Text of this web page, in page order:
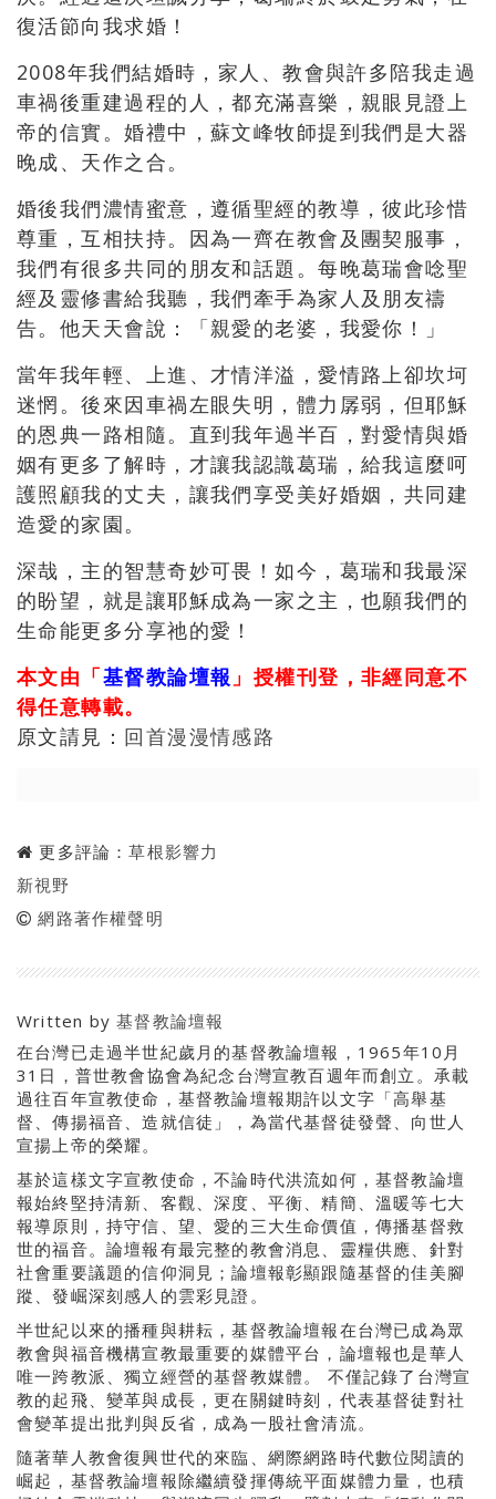
復活節向我求婚！
2008年我們結婚時，家人、教會與許多陪我走過
車禍後重建過程的人，都充滿喜樂，親眼見證上
帝的信實。婚禮中，蘇文峰牧師提到我們是大器
晚成、天作之合。
婚後我們濃情蜜意，遵循聖經的教導，彼此珍惜
尊重，互相扶持。因為一齊在教會及團契服事，
我們有很多共同的朋友和話題。每晚葛瑞會唸聖
經及靈修書給我聽，我們牽手為家人及朋友禱
告。他天天會說：「親愛的老婆，我愛你！」
當年我年輕、上進、才情洋溢，愛情路上卻坎坷
迷惘。後來因車禍左眼失明，體力孱弱，但耶穌
的恩典一路相隨。直到我年過半百，對愛情與婚
姻有更多了解時，才讓我認識葛瑞，給我這麼呵
護照顧我的丈夫，讓我們享受美好婚姻，共同建
造愛的家園。
深哉，主的智慧奇妙可畏！如今，葛瑞和我最深
的盼望，就是讓耶穌成為一家之主，也願我們的
生命能更多分享祂的愛！
本文由「基督教論壇報 」授權刊登，非經同意不
得任意轉載。
原文請見： 回首漫漫情感路
更多評論：草根影響力
新視野
網路著作權聲明
Written by基督教論壇報
在台灣已走過半世紀歲月的基督教論壇報，1965年10月
31日，普世教會協會為紀念台灣宣教百週年而創立。承載
過往百年宣教使命，基督教論壇報期許以文字「高舉基
督、傳揚福音、造就信徒」，為當代基督徒發聲、向世人
宣揚上帝的榮耀。
基於這樣文字宣教使命，不論時代洪流如何，基督教論壇
報始終堅持清新、客觀、深度、平衡、精簡、溫暖等七大
報導原則，持守信、望、愛的三大生命價值，傳播基督救
世的福音。論壇報有最完整的教會消息、靈糧供應、針對
社會重要議題的信仰洞見；論壇報彰顯跟隨基督的佳美腳
蹤、發崛深刻感人的雲彩見證。
半世紀以來的播種與耕耘，基督教論壇報在台灣已成為眾
教會與福音機構宣教最重要的媒體平台，論壇報也是華人
唯一跨教派、獨立經營的基督教媒體。 不僅記錄了台灣宣
教的起飛、變革與成長，更在關鍵時刻，代表基督徒對社
會變革提出批判與反省，成為一股社會清流。
隨著華人教會復興世代的來臨、網際網路時代數位閱讀的
崛起，基督教論壇報除繼續發揮傳統平面媒體力量，也積